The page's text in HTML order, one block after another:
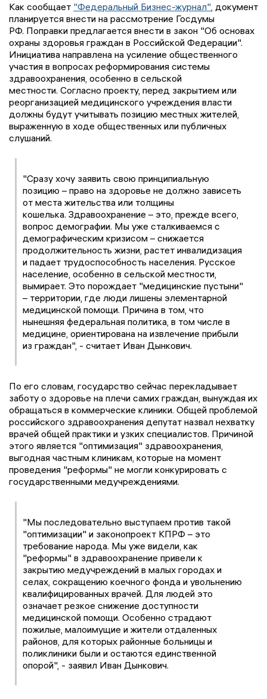
Как сообщает "Федеральный Бизнес-журнал", документ
планируется внести на рассмотрение Госдумы
РФ. Поправки предлагается внести в закон "Об основах
охраны здоровья граждан в Российской Федерации".
Инициатива направлена на усиление общественного
участия в вопросах реформирования системы
здравоохранения, особенно в сельской
местности. Согласно проекту, перед закрытием или
реорганизацией медицинского учреждения власти
должны будут учитывать позицию местных жителей,
выраженную в ходе общественных или публичных
слушаний.
"Сразу хочу заявить свою принципиальную
позицию – право на здоровье не должно зависеть
от места жительства или толщины
кошелька. Здравоохранение – это, прежде всего,
вопрос демографии. Мы уже сталкиваемся с
демографическим кризисом – снижается
продолжительность жизни, растет инвалидизация
и падает трудоспособность населения. Русское
население, особенно в сельской местности,
вымирает. Это порождает "медицинские пустыни"
– территории, где люди лишены элементарной
медицинской помощи. Причина в том, что
нынешняя федеральная политика, в том числе в
медицине, ориентирована на извлечение прибыли
из граждан", - считает Иван Дынкович.
По его словам, государство сейчас перекладывает
заботу о здоровье на плечи самих граждан, вынуждая их
обращаться в коммерческие клиники. Общей проблемой
российского здравоохранения депутат назвал нехватку
врачей общей практики и узких специалистов. Причиной
этого является "оптимизация" здравоохранения,
выгодная частным клиникам, которые на момент
проведения "реформы" не могли конкурировать с
государственными медучреждениями.
"Мы последовательно выступаем против такой
"оптимизации" и законопроект КПРФ – это
требование народа. Мы уже видели, как
"реформы" в здравоохранение привели к
закрытию медучреждений в малых городах и
селах, сокращению коечного фонда и увольнению
квалифицированных врачей. Для людей это
означает резкое снижение доступности
медицинской помощи. Особенно страдают
пожилые, малоимущие и жители отдаленных
районов, для которых районные больницы и
поликлиники были и остаются единственной
опорой", - заявил Иван Дынкович.